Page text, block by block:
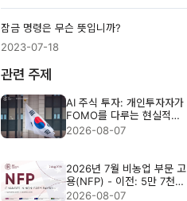
잠금 명령은 무슨 뜻입니까?
2023-07-18
관련 주제
AI 주식 투자: 개인투자자가
FOMO를 다루는 현실적인
방법
2026-08-07
2026년 7월 비농업 부문 고
용(NFP) - 이전: 5만 7천
명, 예상: 8만 3천 명
2026-08-07